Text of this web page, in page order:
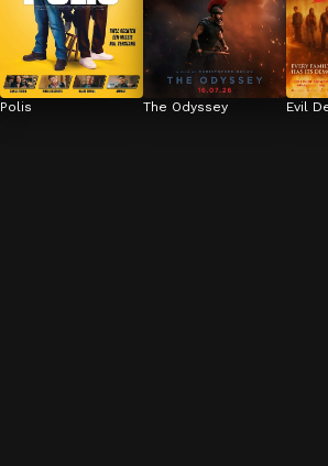
Polis The Odyssey Evil